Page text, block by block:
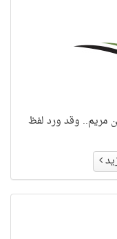
مريم.. وقد ورد لفظ